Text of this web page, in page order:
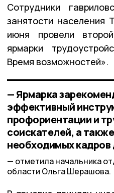
Сотрудники
занятости населения
июня провели
ярмарки
Время возможностей».
— Ярмарка
эффективный
профориентации и
соискателей, а
необходимых кадров
отметила начальника
области Ольга Шерашова.